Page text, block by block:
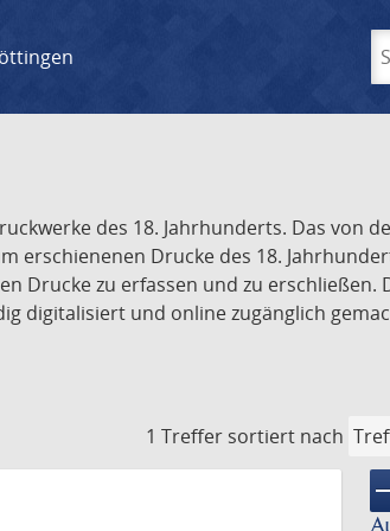
des 18. Jahrhunderts. Das von
Drucke des 18.
Drucke zu erfassen und zu erschließen.
digitalisiert und online zugänglich
1 Treffer sortiert nach